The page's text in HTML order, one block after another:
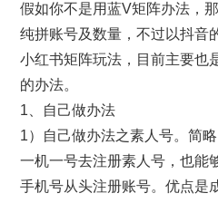
假如你不是用蓝V矩阵办法，
纯拼账号及数量，不过以抖音
小红书矩阵玩法，目前主要也
的办法。
1、自己做办法
1）自己做办法之素人号。简
一机一号去注册素人号，也能
手机号从头注册账号。优点是